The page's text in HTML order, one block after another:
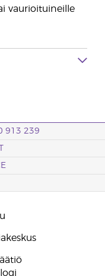
vaurioituineille
913 239